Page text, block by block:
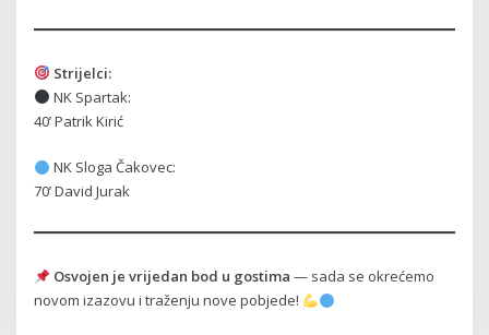
Strijelci:
NK Spartak:
40’ Patrik Kirić
NK Sloga Čakovec:
70’ David Jurak
Osvojen je vrijedan bod u gostima — sada se okrećemo
novom izazovu i traženju nove pobjede!